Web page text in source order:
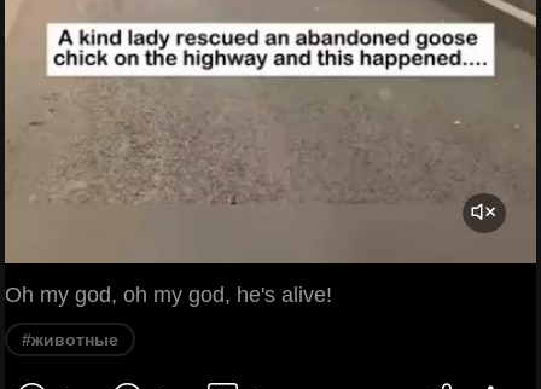
Oh my god, oh my god, he's alive!
#животные